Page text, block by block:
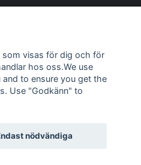
som visas för dig och för
hos oss.We use
to ensure you get the
Use "Godkänn" to
nödvändiga